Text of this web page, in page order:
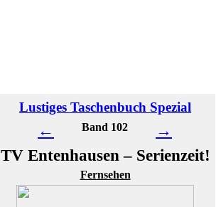
Lustiges Taschenbuch Spezial
← Band 102
→
TV Entenhausen – Serienzeit!
Fernsehen